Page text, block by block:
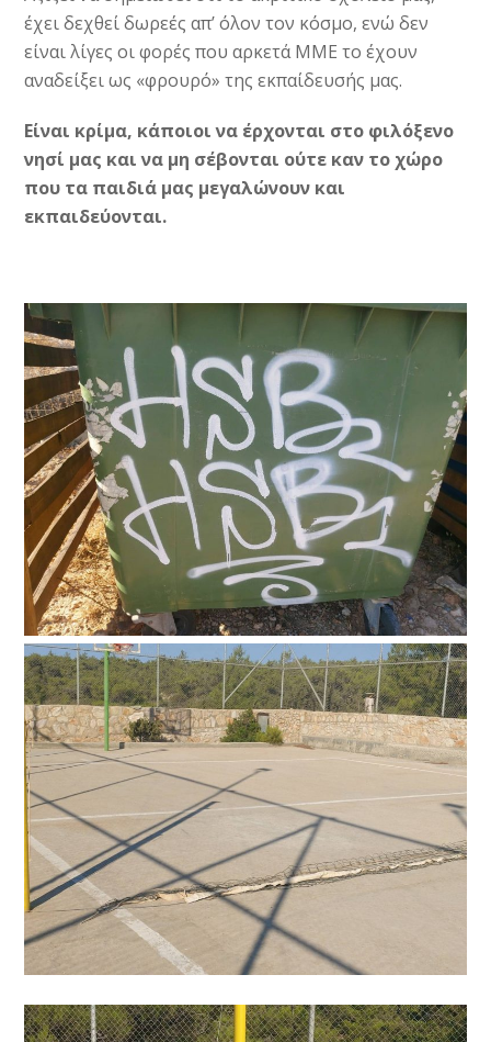
έχει δεχθεί δωρεές απ’ όλον τον κόσμο, ενώ δεν
είναι λίγες οι φορές που αρκετά ΜΜΕ το έχουν
αναδείξει ως «φρουρό» της εκπαίδευσής μας.
Είναι κρίμα, κάποιοι να έρχονται στο φιλόξενο
νησί μας και να μη σέβονται ούτε καν το χώρο
που τα παιδιά μας μεγαλώνουν και
εκπαιδεύονται.